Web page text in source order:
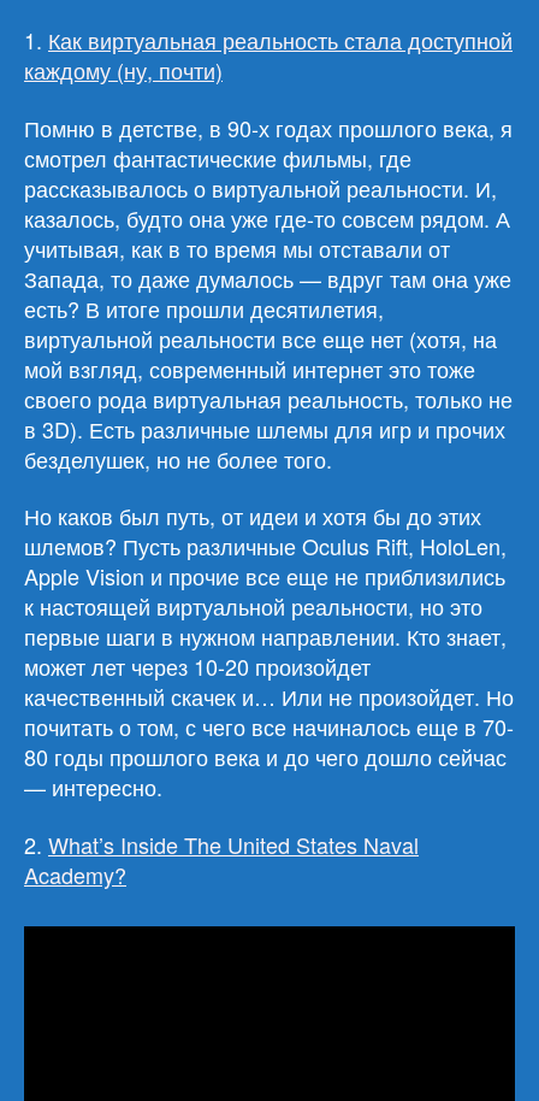
1. Как виртуальная реальность стала доступной
каждому (ну, почти)
Помню в детстве, в 90-х годах прошлого века, я
смотрел фантастические фильмы, где
рассказывалось о виртуальной реальности. И,
казалось, будто она уже где-то совсем рядом. А
учитывая, как в то время мы отставали от
Запада, то даже думалось — вдруг там она уже
есть? В итоге прошли десятилетия,
виртуальной реальности все еще нет (хотя, на
мой взгляд, современный интернет это тоже
своего рода виртуальная реальность, только не
в 3D). Есть различные шлемы для игр и прочих
безделушек, но не более того.
Но каков был путь, от идеи и хотя бы до этих
шлемов? Пусть различные Oculus Rift, HoloLen,
Apple Vision и прочие все еще не приблизились
к настоящей виртуальной реальности, но это
первые шаги в нужном направлении. Кто знает,
может лет через 10-20 произойдет
качественный скачек и… Или не произойдет. Но
почитать о том, с чего все начиналось еще в 70-
80 годы прошлого века и до чего дошло сейчас
— интересно.
2. What’s Inside The United States Naval
Academy?